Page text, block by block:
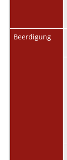
Beerdigung